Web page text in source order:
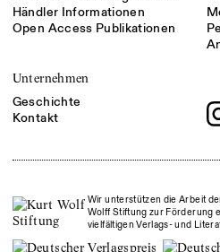
Händler Informationen
Open Access Publikationen
Unternehmen
Geschichte
Kontakt
Wir unterstützen die Arbeit
Wolff Stiftung zur Förderung
vielfältigen Verlags- und